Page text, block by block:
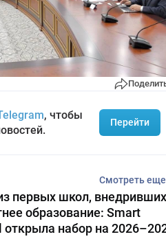
, чтобы
Перейти
Смотреть еще
первых школ, внедривших
образование: Smart
открыла набор на
год